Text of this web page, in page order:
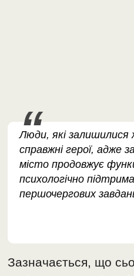
Люди, які
справжні герої, адже
місто продовжує
психологічно
першочергових
Зазначається, що